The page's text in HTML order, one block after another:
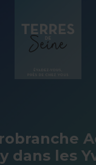
dans les